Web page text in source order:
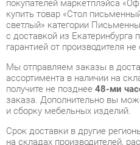
Мы отправляем заказы в
ассортимента в наличии на
получите не позднее 48-ми
заказа. Дополнительно вы
и сборку мебельных изделий.
Срок доставки в другие
на складах производителей,
Уточнить наличие, срок и
через формуобратной связи.
В любой момент до передачи
течение 7-ми дней после
изменить выборили принять